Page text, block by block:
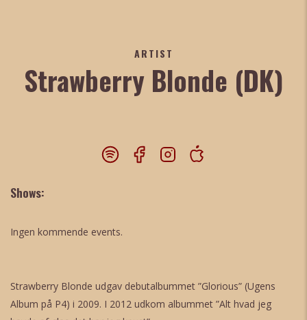
ARTIST
Strawberry Blonde (DK)
Shows:
Ingen kommende events.
Strawberry Blonde udgav debutalbummet ”Glorious” (Ugens
Album på P4) i 2009. I 2012 udkom albummet ”Alt hvad jeg